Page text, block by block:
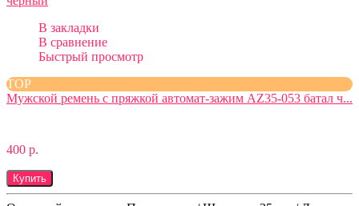
В закладки
В сравнение
Быстрый просмотр
TOP
Мужской ремень с пряжкой автомат-зажим AZ35-053 батал ч...
400 р.
Купить